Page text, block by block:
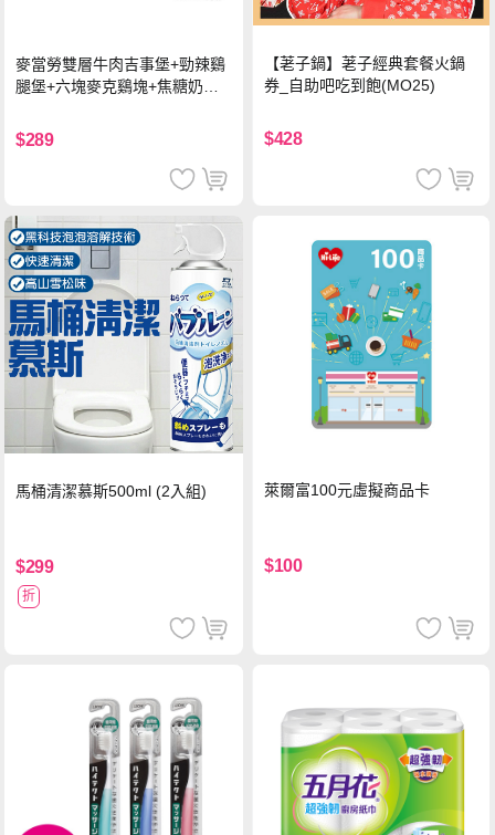
麥當勞雙層牛肉吉事堡+勁辣鷄
腿堡+六塊麥克鷄塊+焦糖奶茶
$289
【荖子鍋】荖子經典套餐火鍋
券_自助吧吃到飽(MO25)
$428
馬桶清潔慕斯500ml (2入組)
$299
折
萊爾富100元虛擬商品卡
$100